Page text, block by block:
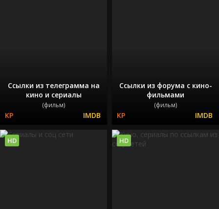
Ссылки из телеграмма на
кино и сериалы
(фильм)
Ссылки из форума с кино-
фильмами
(фильм)
HD HD